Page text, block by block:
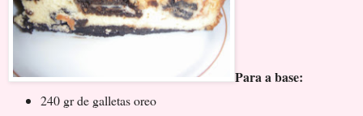
Para a base:
240 gr de galletas oreo